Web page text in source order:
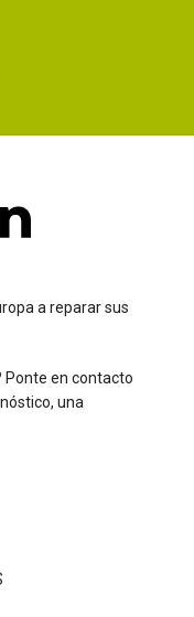
a reparar sus
Ponte en contacto
una